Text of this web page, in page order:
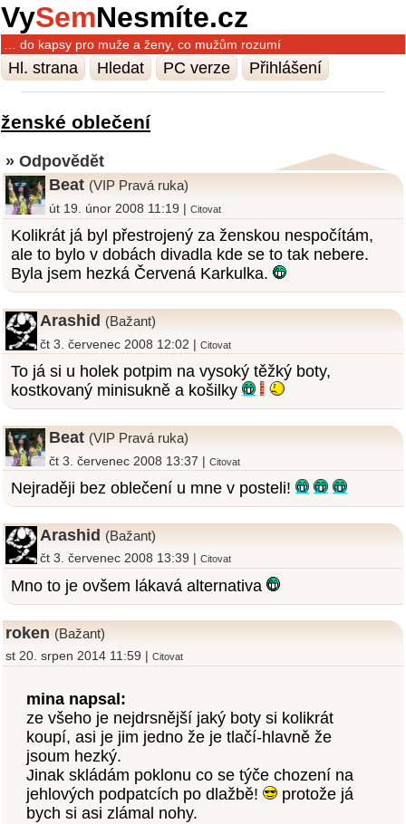
VySemNesmíte.cz
… do kapsy pro muže a ženy, co mužům rozumí
Hl. strana Hledat PC verze Přihlášení
ženské oblečení
» Odpovědět
Beat (VIP Pravá ruka)
út 19. únor 2008 11:19 | Citovat
Kolikrát já byl přestrojený za ženskou nespočítám,
ale to bylo v dobách divadla kde se to tak nebere.
Byla jsem hezká Červená Karkulka.
Arashid (Bažant)
čt 3. červenec 2008 12:02 |Citovat
To já si u holek potpim na vysoký těžký boty,
kostkovaný minisukně a košilky
Beat (VIP Pravá ruka)
čt 3. červenec 2008 13:37 | Citovat
Nejraději bez oblečení u mne v posteli!
Arashid (Bažant)
čt 3. červenec 2008 13:39 |Citovat
Mno to je ovšem lákavá alternativa
roken (Bažant)
st 20. srpen 2014 11:59 | Citovat
mina napsal:
ze všeho je nejdrsnější jaký boty si kolikrát
koupí, asi je jim jedno že je tlačí-hlavně že
jsoum hezký.
Jinak skládám poklonu co se týče chození na
jehlových podpatcích po dlažbě!
protože já
bych si asi zlámal nohy.